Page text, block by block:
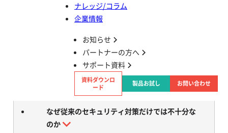
ナレッジ/コラム
企業情報
お知らせ
パートナーの方へ
サポート資料
資料ダウンロ
ード
製品お試し お問い合わせ
Geminiはなぜデータリスクを顕在化させるの
リスクの本質：データ“可視化”の爆発
典型的な3つの情報漏洩リスク
なぜ従来のセキュリティ対策だけでは不十分な
のか